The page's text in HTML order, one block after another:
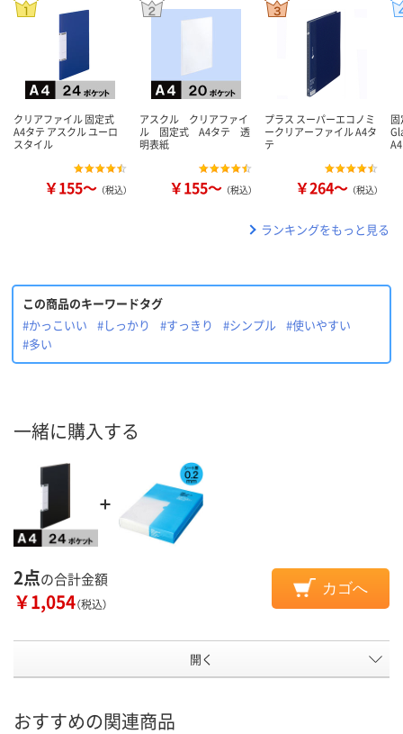
クリアファイル 固定式
A4タテ アスクル ユーロ
スタイル
￥155～ （税込）
アスクル クリアファイ
ル 固定式 A4タテ 透
明表紙
￥155～ （税込）
プラス スーパーエコノミ
ークリアーファイル A4タ
テ
￥264～ （税込）
ランキングをもっと見る
この商品のキーワードタグ
#かっこいい
#しっかり #すっきり #シンプル
#使いやすい
#多い
一緒に購入する
2点の合計金額
￥1,054（税込）
カゴへ
開く
おすすめの関連商品